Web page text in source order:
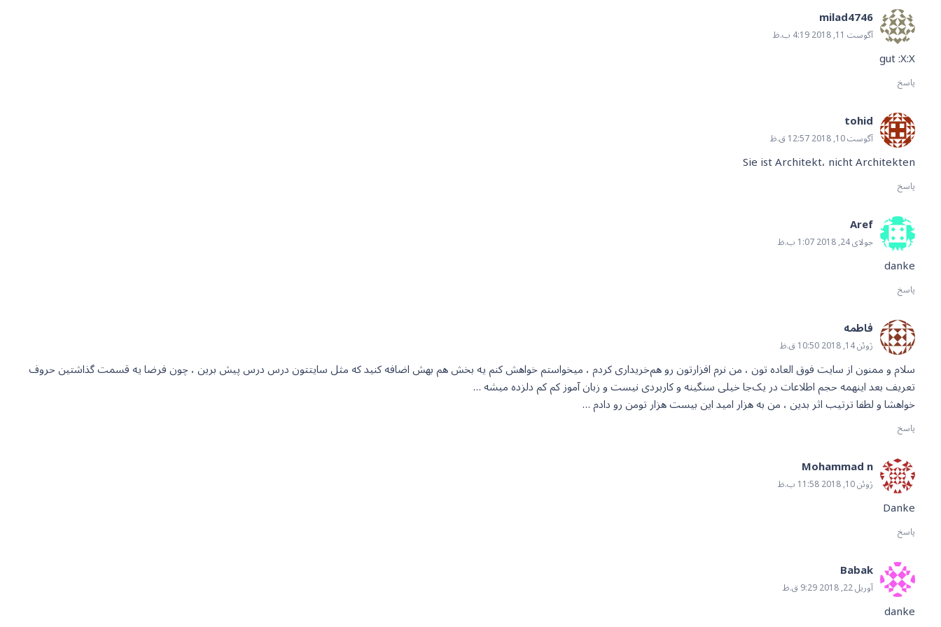
milad4746
آگوست 11, 2018 4:19 ب.ظ
gut :X:X
پاسخ
tohid
آگوست 10, 2018 12:57 ق.ظ
Sie ist Architekt، nicht Architekten
پاسخ
Aref
جولای 24, 2018 1:07 ب.ظ
danke
پاسخ
فاطمه
ژوئن 14, 2018 10:50 ق.ظ
سلام و ممنون از سایت فوق العاده تون ، من نرم افزارتون رو هم‌خریداری کردم ، میخواستم خواهش کنم یه بخش هم بهش اضافه کنید که مثل سایتتون درس درس پیش برین ، چون فرضا یه قسمت گذاشتین حروف
تعریف بعد اینهمه حجم اطلاعات در یک‌جا خیلی سنگینه و کاربردی نیست و زبان آموز کم کم دلزده میشه …
خواهشا و لطفا ترتیب اثر بدین ، من به هزار امید این بیست هزار تومن رو دادم …
پاسخ
Mohammad n
ژوئن 10, 2018 11:58 ب.ظ
Danke
پاسخ
Babak
آوریل 22, 2018 9:29 ق.ظ
danke